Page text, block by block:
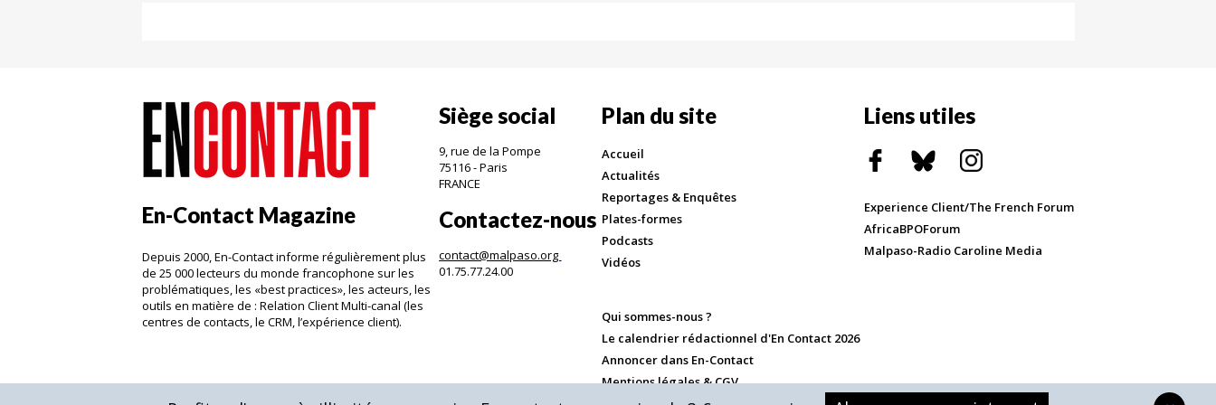
En-Contact Magazine
Depuis 2000, En-Contact informe régulièrement plus
de 25 000 lecteurs du monde francophone sur les
problématiques, les «best practices», les acteurs, les
outils en matière de : Relation Client Multi-canal (les
centres de contacts, le CRM, l’expérience client).
Siège social
9, rue de la Pompe
75116 - Paris
FRANCE
Contactez-nous
contact@malpaso.org
01.75.77.24.00
Plan du site
Accueil
Actualités
Reportages & Enquêtes
Plates-formes
Podcasts
Vidéos
Qui sommes-nous ?
Le calendrier rédactionnel d'En Contact 2026
Annoncer dans En-Contact
Mentions légales & CGV
Liens utiles
Experience Client/The French Forum
AfricaBPOForum
Malpaso-Radio Caroline Media